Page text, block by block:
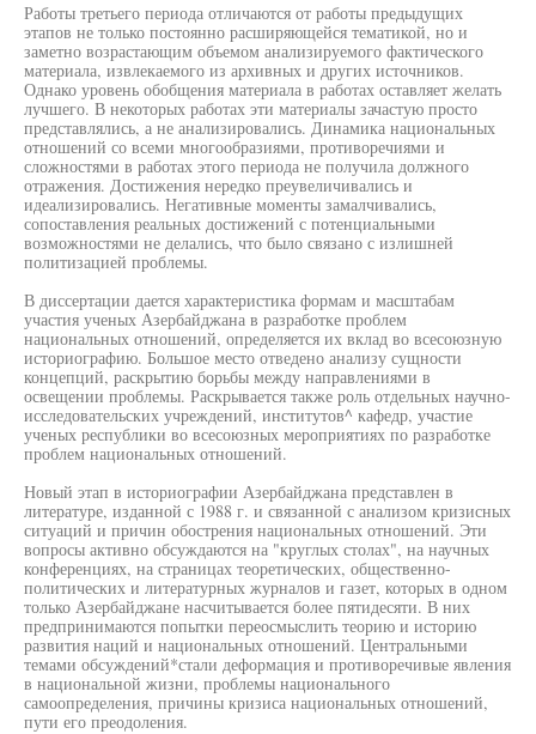
Работы третьего периода отличаются от работы предыдущих
этапов не только постоянно расширяющейся тематикой, но и
заметно возрастающим объемом анализируемого фактического
материала, извлекаемого из архивных и других источников.
Однако уровень обобщения материала в работах оставляет желать
лучшего. В некоторых работах эти материалы зачастую просто
представлялись, а не анализировались. Динамика национальных
отношений со всеми многообразиями, противоречиями и
сложностями в работах этого периода не получила должного
отражения. Достижения нередко преувеличивались и
идеализировались. Негативные моменты замалчивались,
сопоставления реальных достижений с потенциальными
возможностями не делались, что было связано с излишней
политизацией проблемы.
В диссертации дается характеристика формам и масштабам
участия ученых Азербайджана в разработке проблем
национальных отношений, определяется их вклад во всесоюзную
историографию. Большое место отведено анализу сущности
концепций, раскрытию борьбы между направлениями в
освещении проблемы. Раскрывается также роль отдельных научно-
исследовательских учреждений, институтов^ кафедр, участие
ученых республики во всесоюзных мероприятиях по разработке
проблем национальных отношений.
Новый этап в историографии Азербайджана представлен в
литературе, изданной с 1988 г. и связанной с анализом кризисных
ситуаций и причин обострения национальных отношений. Эти
вопросы активно обсуждаются на "круглых столах", на научных
конференциях, на страницах теоретических, общественно-
политических и литературных журналов и газет, которых в одном
только Азербайджане насчитывается более пятидесяти. В них
предпринимаются попытки переосмыслить теорию и историю
развития наций и национальных отношений. Центральными
темами обсуждений*стали деформация и противоречивые явления
в национальной жизни, проблемы национального
самоопределения, причины кризиса национальных отношений,
пути его преодоления.